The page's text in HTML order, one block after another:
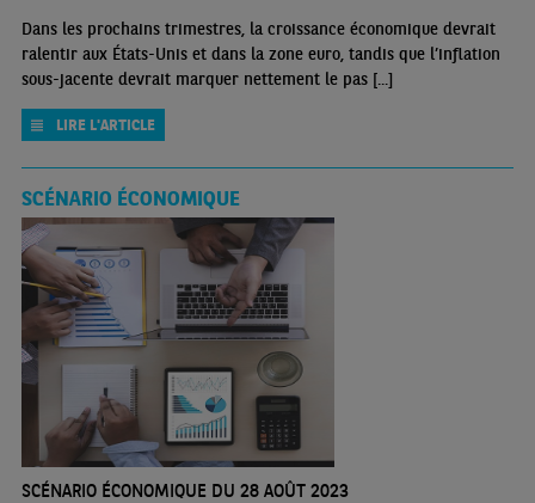
Dans les prochains trimestres, la croissance économique devrait
ralentir aux États-Unis et dans la zone euro, tandis que l’inflation
sous-jacente devrait marquer nettement le pas [...]
LIRE L'ARTICLE
SCÉNARIO ÉCONOMIQUE
SCÉNARIO ÉCONOMIQUE DU 28 AOÛT 2023